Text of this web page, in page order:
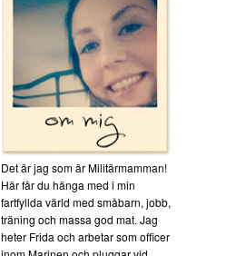
Det är jag som är Militärmamman!
Här får du hänga med i min
fartfyllda värld med småbarn, jobb,
träning och massa god mat. Jag
heter Frida och arbetar som officer